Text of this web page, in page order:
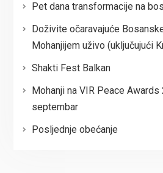
Pet dana transformacije na
Doživite očaravajuće
Mohanjijem uživo (uključujući
Shakti Fest Balkan
Mohanji na VIR Peace
septembar
Posljednje obećanje